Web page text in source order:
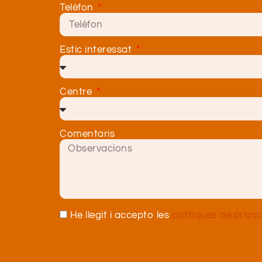
Telèfon
Estic interessat
Centre
Comentaris
He llegit i accepto les polítiques de